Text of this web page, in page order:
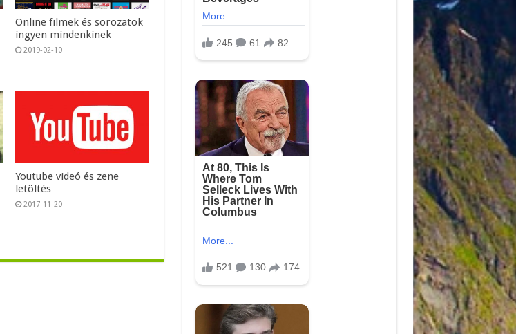
Online filmek és sorozatok
ingyen mindenkinek
2019-02-10
Youtube videó és zene
letöltés
2017-11-20